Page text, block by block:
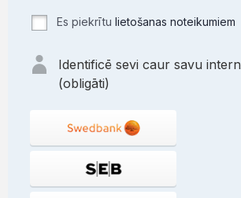
Es piekrītu lietošanas noteikumiem
Identificē sevi caur savu
(obligāti)